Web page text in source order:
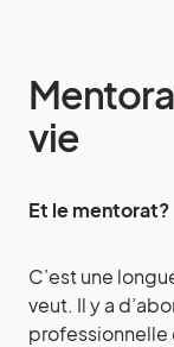
vie
Et le mentorat?
C’est une
veut. Il y a
professionnelle